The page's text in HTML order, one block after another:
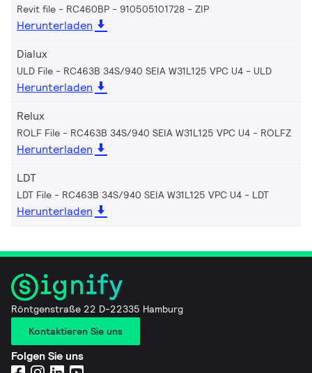
Revit file - RC460BP - 910505101728 ZIP
Herunterladen
Dialux
ULD File - RC463B 34S/940 SEIA W31L125 VPC U4 ULD
Herunterladen
Relux
ROLF File - RC463B 34S/940 SEIA W31L125 VPC U4 ROLFZ
Herunterladen
LDT
LDT File - RC463B 34S/940 SEIA W31L125 VPC U4 LDT
Herunterladen
Röntgenstraße 22 D-22335 Hamburg
Kontaktieren Sie uns
Folgen Sie uns